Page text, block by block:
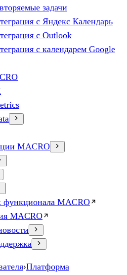
задачи
с Яндекс Календарь
с Outlook
с календарем Google
MACRO
MACRO
MACRO
›Платформа